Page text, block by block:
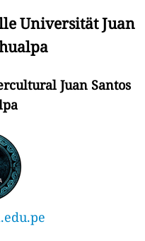
Universität Juan
Juan Santos